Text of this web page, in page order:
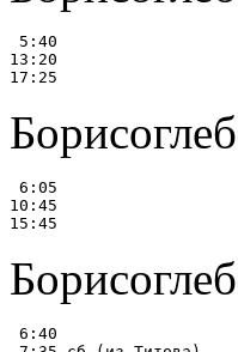
5:40
13:20
6:05
10:45
6:40